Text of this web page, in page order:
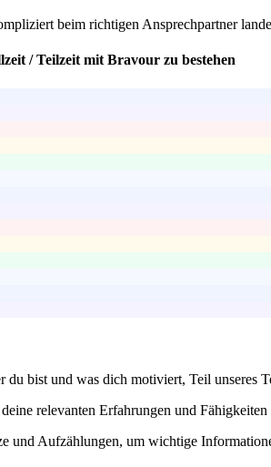
beim richtigen Ansprechpartner
/ Teilzeit mit Bravour zu bestehen
bist und was dich motiviert, Teil unseres
relevanten Erfahrungen und
und Aufzählungen, um wichtige